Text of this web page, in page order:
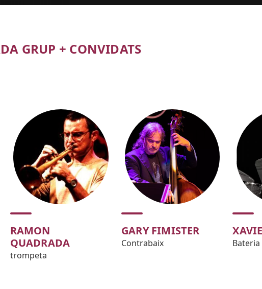
GRUP + CONVIDATS
RAMON
QUADRADA
trompeta
GARY FIMISTER
Contrabaix Bateria